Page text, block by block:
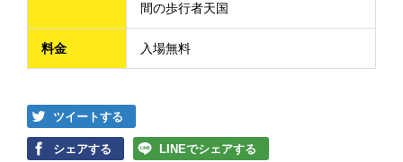
間の歩行者天国
料金 入場無料
ツイートする
シェアする LINEでシェアする